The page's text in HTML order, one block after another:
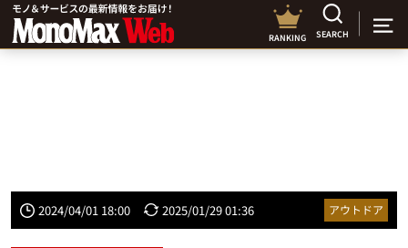
RANKING SEARCH
2024/04/01 18:00 2025/01/29 01:36 アウトドア